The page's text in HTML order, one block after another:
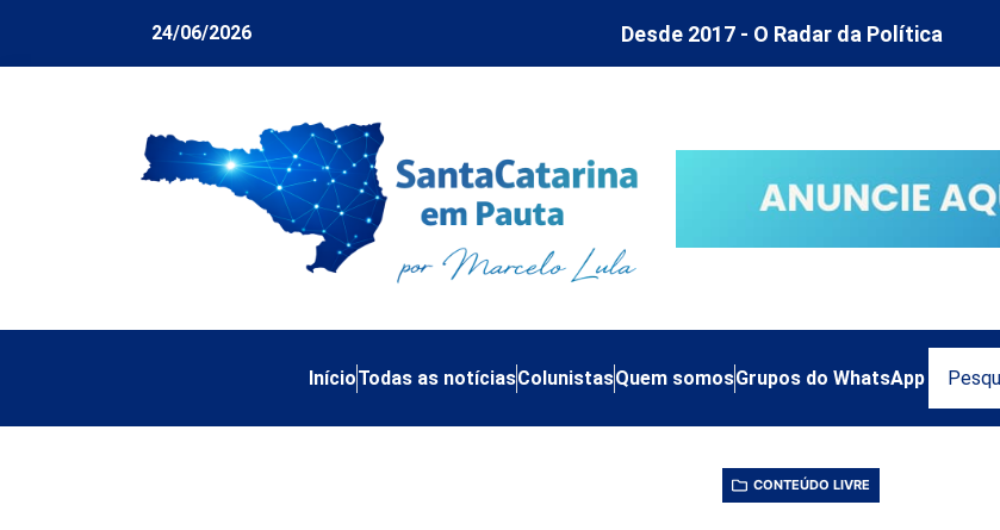
24/06/2026 Desde 2017 - O Radar da Política
InícioTodas as notíciasColunistasQuem somosGrupos do WhatsApp
CONTEÚDO LIVRE